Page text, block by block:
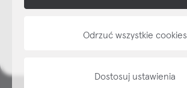
NAP
Odrzuć wszystkie cookies
Dostosuj ustawienia